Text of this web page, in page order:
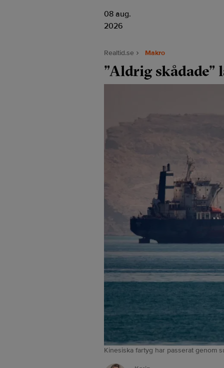
08 aug.
2026
Realtid.se Makro
”Aldrig skådade”
Kinesiska fartyg har passerat genom